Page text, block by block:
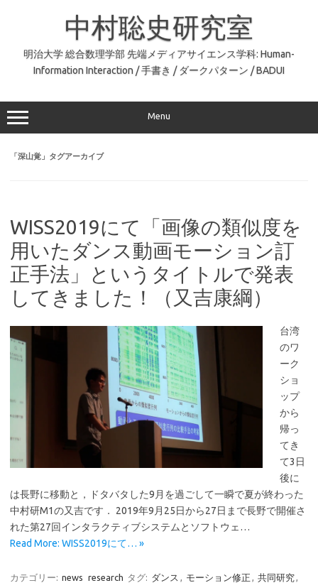
中村聡史研究室
明治大学 総合数理学部 先端メディアサイエンス学科: Human-
Information Interaction / 手書き / ダークパターン / BADUI
Menu
「深山覚 」タグアーカイブ
WISS2019にて「画像の類似度を
用いたダンス動画モーション訂
正手法」というタイトルで発表
してきました！（又吉康綱）
台湾
のワ
ーク
ショ
ップ
から
帰っ
てき
て3日
後に
は長野に移動と，ドタバタした9月を過ごして一瞬で夏が終わった
中村研M1の又吉です． 2019年9月25日から27日まで長野で開催さ
れた第27回インタラクティブシステムとソフトウェ…
Read More: WISS2019にて… »
カテゴリー: news research タグ: ダンス , モーション修正 , 共同研究,